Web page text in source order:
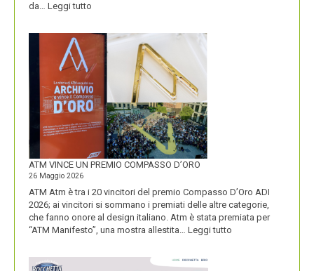
da… Leggi tutto
IL
NUOVO
LOGO
DOLOMITI
ENERGIA
MOSTRA
LA
SUA
IDENTITÀ
FORTE
ATM VINCE UN PREMIO COMPASSO D’ORO
26 Maggio 2026
ATM Atm è tra i 20 vincitori del premio Compasso D’Oro ADI
2026; ai vincitori si sommano i premiati delle altre categorie,
che fanno onore al design italiano. Atm è stata premiata per
“ATM Manifesto”, una mostra allestita… Leggi tutto